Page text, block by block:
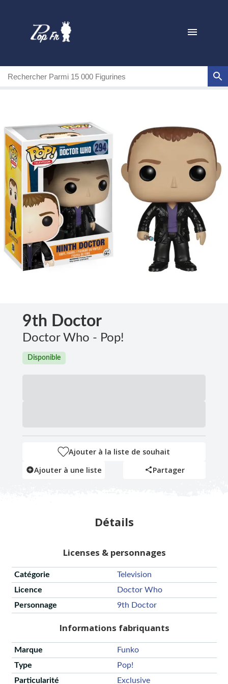
9th Doctor
Doctor Who - Pop!
Disponible
Ajouter à la liste de souhait
Ajouter à une liste
Partager
Détails
Licenses & personnages
Catégorie
Television
Licence
Doctor Who
Personnage
9th Doctor
Informations fabriquants
Marque
Funko
Type
Pop!
Particularité
Exclusive